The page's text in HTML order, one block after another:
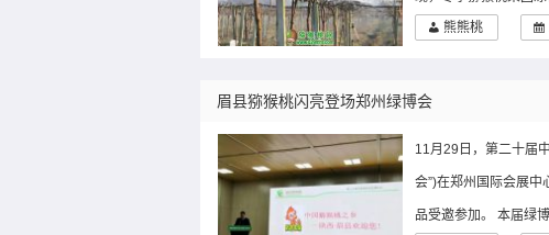
熊熊桃
眉县猕猴桃闪亮登场郑州绿博会
11月29日，第二十届
会”)在郑州国际会展
品受邀参加。 本届绿